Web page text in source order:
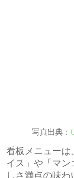
写真出典：
看板メニューは
イス」や「マ
しさ満点の味